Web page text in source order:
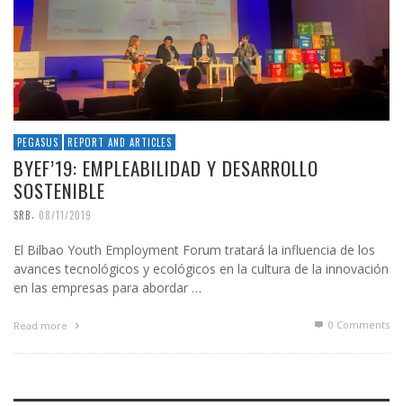
PEGASUS REPORT AND ARTICLES
BYEF’19: EMPLEABILIDAD Y DESARROLLO
SOSTENIBLE
SRB, 08/11/2019
El Bilbao Youth Employment Forum tratará la influencia de los
avances tecnológicos y ecológicos en la cultura de la innovación
en las empresas para abordar …
Read more 0 Comments